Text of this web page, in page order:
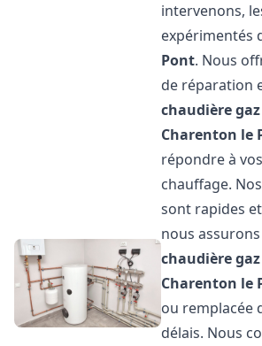
intervenons,
expérimentés
Pont. Nous
de réparation
chaudière
Charenton le
répondre à
chauffage.
sont rapides
nous
chaudière
Charenton le
ou remplacée
délais. Nous